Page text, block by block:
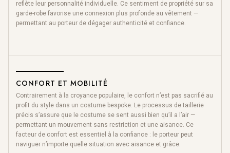
reflète leur personnalité individuelle. Ce sentiment de propriété sur sa
garde-robe favorise une connexion plus profonde au vêtement —
permettant au porteur de dégager authenticité et confiance.
CONFORT ET MOBILITÉ
Contrairement à la croyance populaire, le confort n’est pas sacrifié au
profit du style dans un costume bespoke. Le processus de taillerie
précis s’assure que le costume se sent aussi bien qu’il a l’air —
permettant un mouvement sans restriction et une aisance. Ce
facteur de confort est essentiel à la confiance : le porteur peut
naviguer n’importe quelle situation avec aisance et grâce.